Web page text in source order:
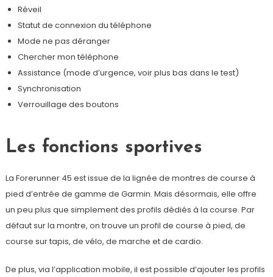
Réveil
Statut de connexion du téléphone
Mode ne pas déranger
Chercher mon téléphone
Assistance (mode d’urgence, voir plus bas dans le test)
Synchronisation
Verrouillage des boutons
Les fonctions sportives
La Forerunner 45 est issue de la lignée de montres de course à
pied d’entrée de gamme de Garmin. Mais désormais, elle offre
un peu plus que simplement des profils dédiés à la course. Par
défaut sur la montre, on trouve un profil de course à pied, de
course sur tapis, de vélo, de marche et de cardio.
De plus, via l’application mobile, il est possible d’ajouter les profils